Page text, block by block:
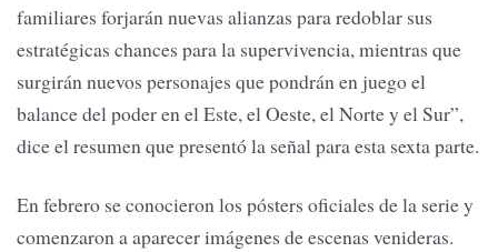
familiares forjarán nuevas alianzas para redoblar sus
estratégicas chances para la supervivencia, mientras que
surgirán nuevos personajes que pondrán en juego el
balance del poder en el Este, el Oeste, el Norte y el Sur”,
dice el resumen que presentó la señal para esta sexta parte.
En febrero se conocieron los pósters oficiales de la serie y
comenzaron a aparecer imágenes de escenas venideras.